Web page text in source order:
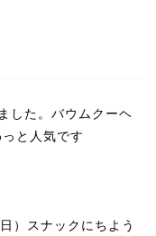
した。バウムクーヘ
と人気です
）スナックにちよう